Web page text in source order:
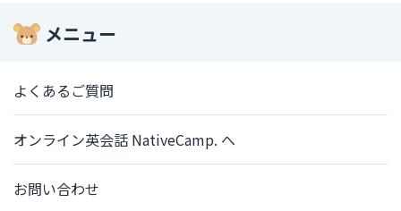
メニュー
よくあるご質問
オンライン英会話 NativeCamp. へ
お問い合わせ